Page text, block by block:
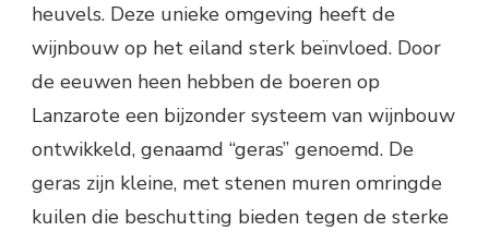
heuvels. Deze unieke omgeving heeft de
wijnbouw op het eiland sterk beïnvloed. Door
de eeuwen heen hebben de boeren op
Lanzarote een bijzonder systeem van wijnbouw
ontwikkeld, genaamd “geras” genoemd. De
geras zijn kleine, met stenen muren omringde
kuilen die beschutting bieden tegen de sterke